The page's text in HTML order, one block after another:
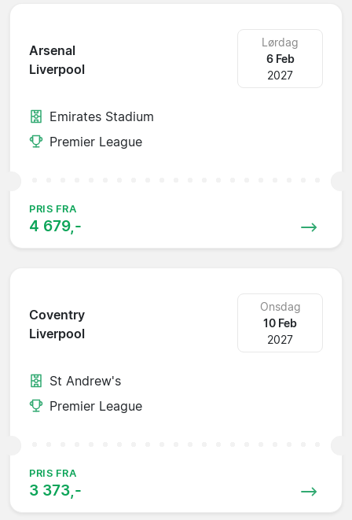
Arsenal
Liverpool
Lørdag
6 Feb
2027
Emirates Stadium
Premier League
PRIS FRA
4 679,-
Coventry
Liverpool
Onsdag
10 Feb
2027
St Andrew's
Premier League
PRIS FRA
3 373,-